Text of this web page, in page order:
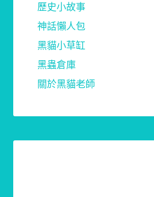
歷史小故事
神話懶人包
黑貓小草缸
黑蟲倉庫
關於黑貓老師